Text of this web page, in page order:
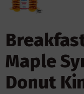
Maple
Donut